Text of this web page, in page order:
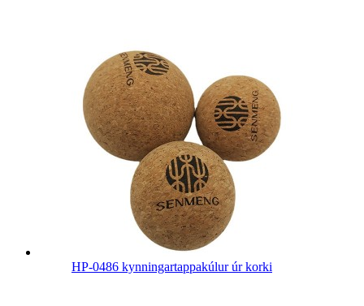
HP-0486 kynningartappakúlur úr korki